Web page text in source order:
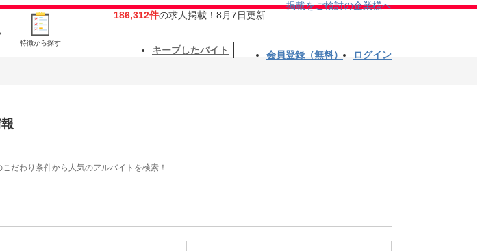
特徴から探す
186,312件の求人掲載！8月7日更新
掲載をご検討の企業様へ
キープしたバイト 会員登録（無料） ログイン
だわり条件から人気のアルバイトを検索！